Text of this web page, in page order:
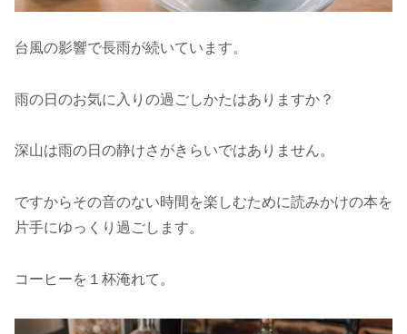
台風の影響で長雨が続いています。
雨の日のお気に入りの過ごしかたはありますか？
深山は雨の日の静けさがきらいではありません。
ですからその音のない時間を楽しむために読みかけの本を
片手にゆっくり過ごします。
コーヒーを１杯淹れて。